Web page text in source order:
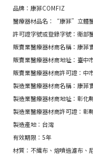
品牌：康菲COMFIZ
醫療器材品名：“康菲”立體
許可證字號或登錄字號：衛部
販賣業醫療器材商名稱：康菲
販賣業醫療器材商地址： 臺中
販賣業醫療器材商許可證： 中
製造業醫療器材商名稱：康
製造業醫療器材商地址：彰化
製造業醫療器材商許可證：
製造產地：台灣
有效期限：5年
材質：不織布、熔噴過濾布、